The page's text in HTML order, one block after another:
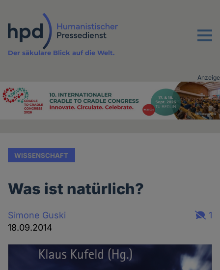
Inhalt
Menu
Der säkulare Blick auf die Welt.
Advertising
Anzeige
WISSENSCHAFT
Was ist natürlich?
Simone Guski
18.09.2014
1